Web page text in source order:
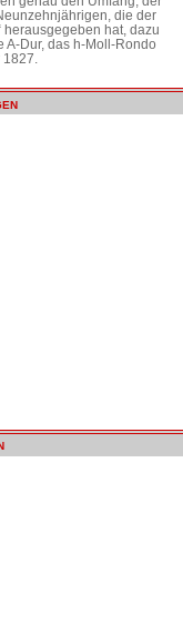
die der
herausgegeben hat, dazu
A-Dur, das h-Moll-Rondo